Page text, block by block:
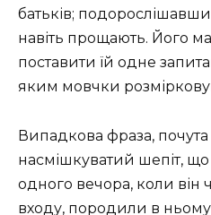
батьків; подорослішавши,
навіть прощають. Його
поставити їй одне
яким мовчки
Випадкова фраза, почута
насмішкуватий шепіт,
одного вечора, коли він
входу, породили в